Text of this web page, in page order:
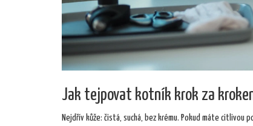
Jak tejpovat kotník krok za
Nejdřív kůže: čistá, suchá, bez krému. Pokud máte